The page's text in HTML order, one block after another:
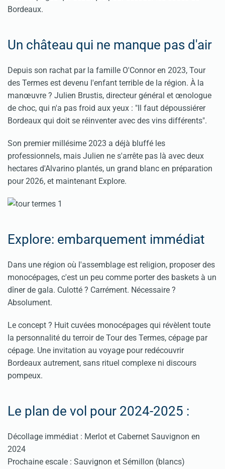
Bordeaux.
Un château qui ne manque pas d'air
Depuis son rachat par la famille O'Connor en 2023, Tour
des Termes est devenu l'enfant terrible de la région. À la
manœuvre ? Julien Brustis, directeur général et œnologue
de choc, qui n'a pas froid aux yeux : "Il faut dépoussiérer
Bordeaux qui doit se réinventer avec des vins différents".
Son premier millésime 2023 a déjà bluffé les
professionnels, mais Julien ne s'arrête pas là avec deux
hectares d'Alvarino plantés, un grand blanc en préparation
pour 2026, et maintenant Explore.
Explore: embarquement immédiat
Dans une région où l'assemblage est religion, proposer des
monocépages, c'est un peu comme porter des baskets à un
dîner de gala. Culotté ? Carrément. Nécessaire ?
Absolument.
Le concept ? Huit cuvées monocépages qui révèlent toute
la personnalité du terroir de Tour des Termes, cépage par
cépage. Une invitation au voyage pour redécouvrir
Bordeaux autrement, sans rituel complexe ni discours
pompeux.
Le plan de vol pour 2024-2025 :
Décollage immédiat : Merlot et Cabernet Sauvignon en
2024
Prochaine escale : Sauvignon et Sémillon (blancs)